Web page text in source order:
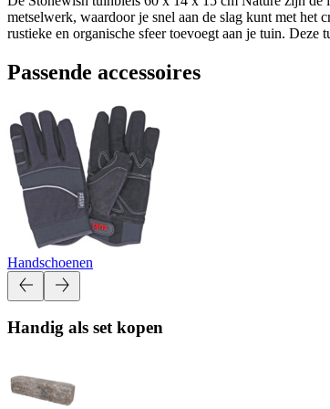
metselwerk, waardoor je snel aan de slag kunt met het
rustieke en organische sfeer toevoegt aan je tuin.
Passende accessoires
Handschoenen
Handig als set kopen